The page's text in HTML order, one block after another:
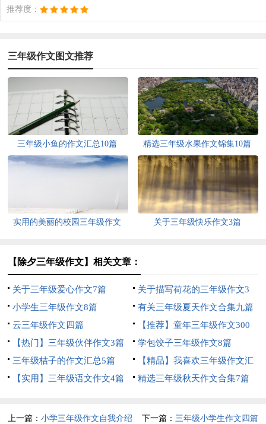
推荐度：
三年级作文图文推荐
三年级小鱼的作文汇总10篇 精选三年级水果作文锦集10篇
实用的美丽的校园三年级作文
关于三年级快乐作文3篇
【除夕三年级作文】相关文章：
关于三年级爱心作文7篇
关于描写荷花的三年级作文3
篇
小学生三年级作文8篇
有关三年级夏天作文合集九篇
云三年级作文四篇
【推荐】童年三年级作文300
字10篇
【热门】三年级伙伴作文3篇
学包饺子三年级作文8篇
三年级桔子的作文汇总5篇
【精品】我喜欢三年级作文汇
编五篇
【实用】三年级语文作文4篇 精选三年级秋天作文合集7篇
上一篇：小学三年级作文自我介绍 下一篇： 三年级小学生作文四篇